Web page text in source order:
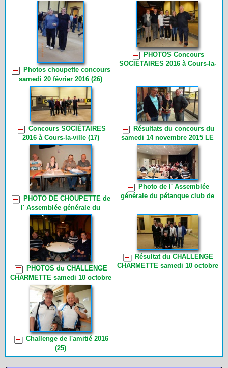
tour (4)
Photos choupette concours
samedi 20 février 2016 (26)
PHOTOS Concours
SOCIÉTAIRES 2016 à Cours-la-
Concours SOCIÉTAIRES
2016 à Cours-la-ville (17)
Résultats du concours du
samedi 14 novembre 2015 LE
CHALLENGE HENRI
MONCORGE (11)
PHOTO DE CHOUPETTE de
l' Assemblée générale du
pétanque club de Cours-la-ville
du vendredi 6 novembre 2015 à
19h00 (14)
Photo de l' Assemblée
générale du pétanque club de
PHOTOS du CHALLENGE
CHARMETTE samedi 10 octobre
2015 de CHOUPETTE (30)
Résultat du CHALLENGE
CHARMETTE samedi 10 octobre
Challenge de l'amitié 2016
(25)